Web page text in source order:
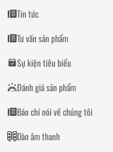
Tin tức
Tư vấn sản phẩm
Sự kiện tiêu biểu
Đánh giá sản phẩm
Báo chí nói về chúng tôi
Dàn âm thanh